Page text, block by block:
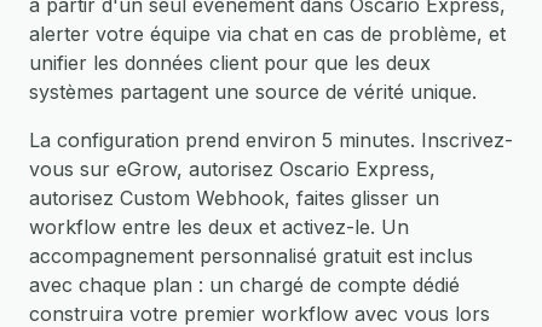
à partir d'un seul événement dans Oscario Express,
alerter votre équipe via chat en cas de problème, et
unifier les données client pour que les deux
systèmes partagent une source de vérité unique.
La configuration prend environ 5 minutes. Inscrivez-
vous sur eGrow, autorisez Oscario Express,
autorisez Custom Webhook, faites glisser un
workflow entre les deux et activez-le. Un
accompagnement personnalisé gratuit est inclus
avec chaque plan : un chargé de compte dédié
construira votre premier workflow avec vous lors